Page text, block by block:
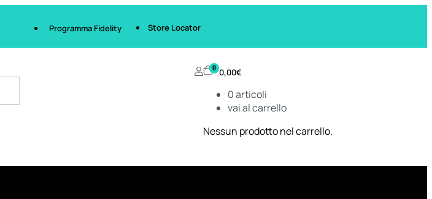
Programma Fidelity Store Locator
0 0,00€
0articoli
vai al carrello
Nessun prodotto nel carrello.